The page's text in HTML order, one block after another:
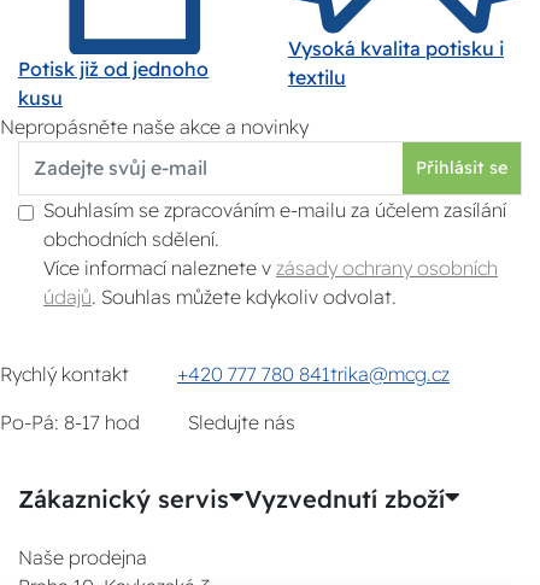
Potisk již od jednoho
kusu
Vysoká kvalita potisku i
textilu
Nepropásněte naše akce a novinky
Přihlásit se
Souhlasím se zpracováním e-mailu za účelem zasílání
obchodních sdělení.
Více informací naleznete v zásady ochrany osobních
údajů . Souhlas můžete kdykoliv odvolat.
Rychlý kontakt +420 777 780 841trika@mcg.cz
Po-Pá: 8-17 hod
Sledujte nás
Zákaznický servis Vyzvednutí zboží
Naše prodejna